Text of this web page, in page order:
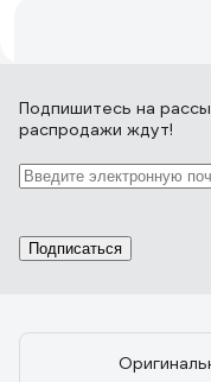
DAEWOO DW-
Константин Николаевич
аккуратный внешний
Подпишитесь на
распродажи ждут!
Подписаться